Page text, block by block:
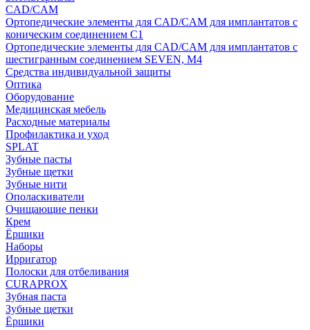
CAD/CAM
Ортопедические элементы для CAD/CAM для имплантатов с
коническим соединением С1
Ортопедические элементы для CAD/CAM для имплантатов с
шестигранным соединением SEVEN, М4
Средства индивидуальной защиты
Оптика
Оборудование
Медицинская мебель
Расходные материалы
Профилактика и уход
SPLAT
Зубные пасты
Зубные щетки
Зубные нити
Ополаскиватели
Очищающие пенки
Крем
Ёршики
Наборы
Ирригатор
Полоски для отбеливания
CURAPROX
Зубная паста
Зубные щетки
Ёршики